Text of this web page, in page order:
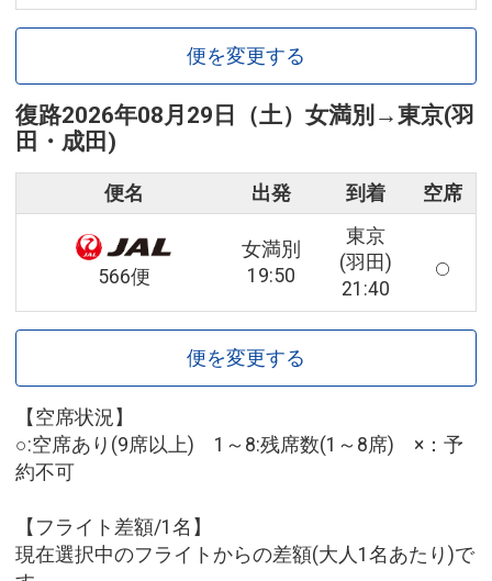
便を変更する
復路2026年08月29日（土） 女満別 →東京(羽
田・成田)
便名 出発 到着 空席
566便
女満別
19:50
東京
(羽田)
21:40
便を変更する
【空席状況】
○:空席あり(9席以上) 1～8:残席数(1～8席) ×：予
約不可
【フライト差額/1名】
現在選択中のフライトからの差額(大人1名あたり)で